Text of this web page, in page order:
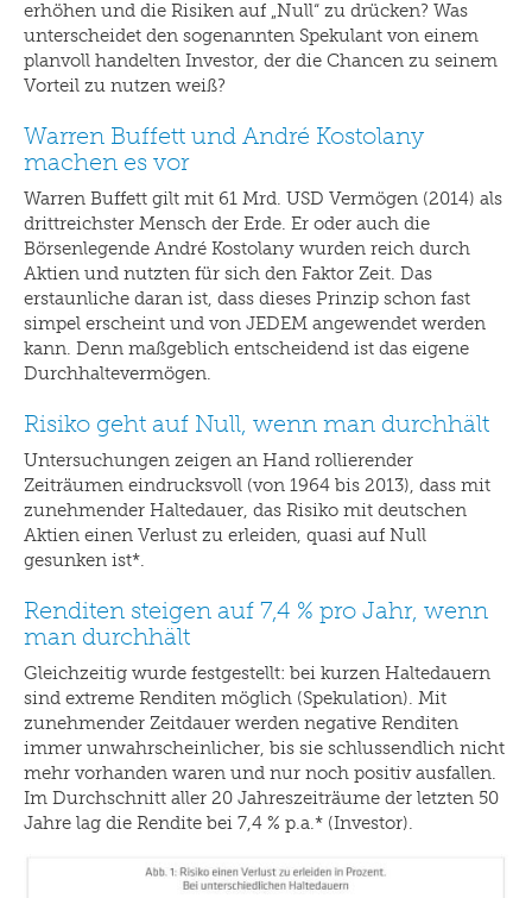
erhöhen und die Risiken auf „Null“ zu drücken? Was
unterscheidet den sogenannten Spekulant von einem
planvoll handelten Investor, der die Chancen zu seinem
Vorteil zu nutzen weiß?
Warren Buffett und André Kostolany
machen es vor
Warren Buffett gilt mit 61 Mrd. USD Vermögen (2014) als
drittreichster Mensch der Erde. Er oder auch die
Börsenlegende André Kostolany wurden reich durch
Aktien und nutzten für sich den Faktor Zeit. Das
erstaunliche daran ist, dass dieses Prinzip schon fast
simpel erscheint und von JEDEM angewendet werden
kann. Denn maßgeblich entscheidend ist das eigene
Durchhaltevermögen.
Risiko geht auf Null, wenn man durchhält
Untersuchungen zeigen an Hand rollierender
Zeiträumen eindrucksvoll (von 1964 bis 2013), dass mit
zunehmender Haltedauer, das Risiko mit deutschen
Aktien einen Verlust zu erleiden, quasi auf Null
gesunken ist*.
Renditen steigen auf 7,4 % pro Jahr, wenn
man durchhält
Gleichzeitig wurde festgestellt: bei kurzen Haltedauern
sind extreme Renditen möglich (Spekulation). Mit
zunehmender Zeitdauer werden negative Renditen
immer unwahrscheinlicher, bis sie schlussendlich nicht
mehr vorhanden waren und nur noch positiv ausfallen.
Im Durchschnitt aller 20 Jahreszeiträume der letzten 50
Jahre lag die Rendite bei 7,4 % p.a.* (Investor).